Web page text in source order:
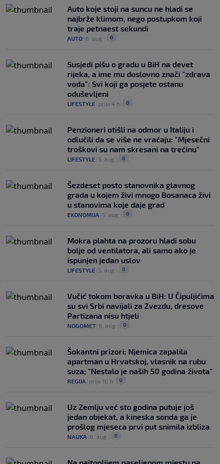
Auto koje stoji na suncu ne hladi se
najbrže klimom, nego postupkom koji
traje petnaest sekundi
AUTO 6. aug. 0
Susjedi pišu o gradu u BiH na devet
rijeka, a ime mu doslovno znači "zdrava
voda": Svi koji ga posjete ostanu
oduševljeni
LIFESTYLE prije 4 h 0
Penzioneri otišli na odmor u Italiju i
odlučili da se više ne vraćaju: "Mjesečni
troškovi su nam skresani na trećinu"
LIFESTYLE 5. aug. 0
Šezdeset posto stanovnika glavnog
grada u kojem živi mnogo Bosanaca živi
u stanovima koje daje grad
EKONOMIJA 5. aug. 0
Mokra plahta na prozoru hladi sobu
bolje od ventilatora, ali samo ako je
ispunjen jedan uslov
LIFESTYLE 5. aug. 0
Vučić tokom boravka u BiH: U Čipuljićima
su svi Srbi navijali za Zvezdu, dresove
Partizana nisu htjeli
NOGOMET 6. aug. 0
Šokantni prizori: Njemica zapalila
apartman u Hrvatskoj, vlasnik na rubu
suza; "Nestalo je naših 50 godina života"
REGIJA prije 10 h 0
Uz Zemlju već sto godina putuje još
jedan objekat, a kineska sonda ga je
prošlog mjeseca prvi put snimila izbliza
NAUKA 6. aug. 0